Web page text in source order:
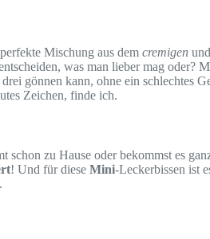
Mischung aus dem cremigen
was man lieber mag oder?
gönnen kann, ohne ein schlechtes
Zeichen, finde ich.
schon zu Hause oder bekommst es
! Und für diese Mini-Leckerbissen ist